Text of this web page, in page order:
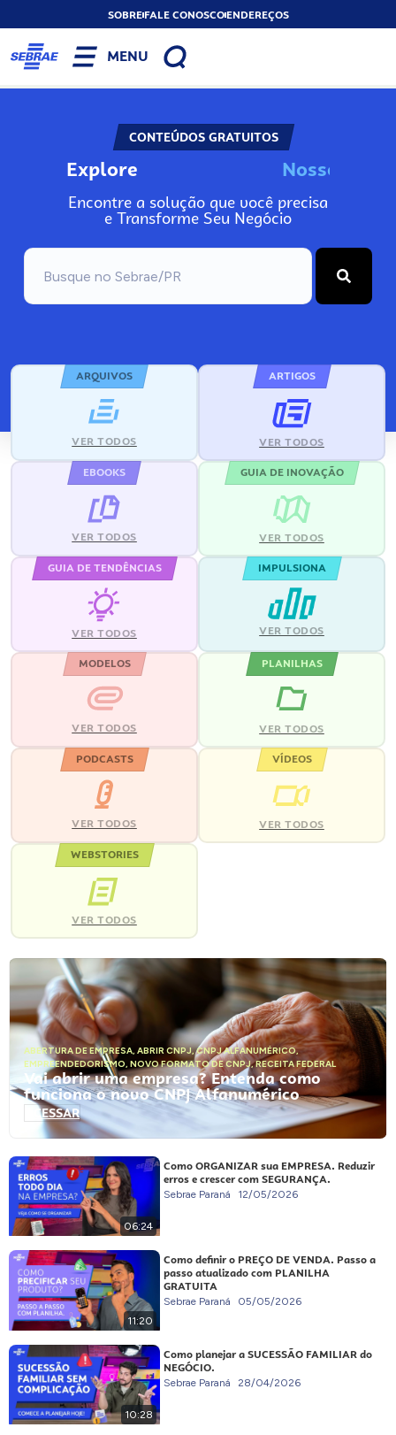
SOBREFALE CONOSCOENDEREÇOS
MENU
CONTEÚDOS GRATUITOS
Explore No
Encontre a solução que você precisa
e Transforme Seu Negócio
ARQUIVOS
VER TODOS
ARTIGOS
VER TODOS
EBOOKS
VER TODOS
GUIA DE INOVAÇÃO
VER TODOS
GUIA DE TENDÊNCIAS
VER TODOS
IMPULSIONA
VER TODOS
MODELOS
VER TODOS
PLANILHAS
VER TODOS
PODCASTS
VER TODOS
VÍDEOS
VER TODOS
WEBSTORIES
VER TODOS
ABERTURA DE EMPRESA, ABRIR CNPJ,CNPJ ALFANUMÉRICO,
EMPREENDEDORISMO, NOVO FORMATO DE CNPJ,RECEITA FEDERAL
Vai abrir uma empresa? Entenda como
funciona o novo CNPJ Alfanumérico
ACESSAR
06:24
Como ORGANIZAR sua EMPRESA. Reduzir
erros e crescer com SEGURANÇA.
Sebrae Paraná 12/05/2026
11:20
Como definir o PREÇO DE VENDA. Passo a
passo atualizado com PLANILHA
GRATUITA
Sebrae Paraná 05/05/2026
10:28
Como planejar a SUCESSÃO FAMILIAR do
NEGÓCIO.
Sebrae Paraná 28/04/2026